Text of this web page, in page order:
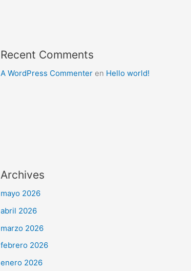
Recent Comments
A WordPress Commenter en Hello world!
Archives
mayo 2026
abril 2026
marzo 2026
febrero 2026
enero 2026